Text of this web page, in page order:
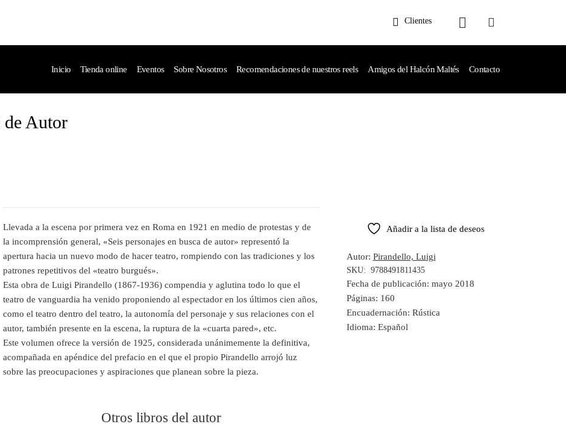
Clientes
Inicio Tienda online Eventos Sobre Nosotros Recomendaciones de nuestros reels Amigos del Halcón Maltés Contacto
de Autor
Llevada a la escena por primera vez en Roma en 1921 en medio de protestas y de
la incomprensión general, «Seis personajes en busca de autor» representó la
apertura hacia un nuevo modo de hacer teatro, rompiendo con las tradiciones y los
patrones repetitivos del «teatro burgués».
Esta obra de Luigi Pirandello (1867-1936) compendia y aglutina todo lo que el
teatro de vanguardia ha venido proponiendo al espectador en los últimos cien años,
como el teatro dentro del teatro, la autonomía del personaje y sus relaciones con el
autor, también presente en la escena, la ruptura de la «cuarta pared», etc.
Este volumen ofrece la versión de 1925, considerada unánimemente la definitiva,
acompañada en apéndice del prefacio en el que el propio Pirandello arrojó luz
sobre las preocupaciones y aspiraciones que planean sobre la pieza.
Añadir a la lista de deseos
Autor: Pirandello, Luigi
SKU: 9788491811435
Fecha de publicación: mayo 2018
Páginas: 160
Encuadernación: Rústica
Idioma: Español
Otros libros del autor